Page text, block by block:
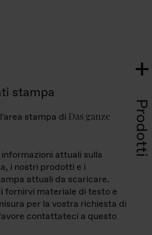
Prodotti
stampa
stampa di Das ganze
attuali sulla
i nostri prodotti e i
attuali da scaricare.
fornirvi materiale di testo e
per la vostra richiesta di
contattateci a questo